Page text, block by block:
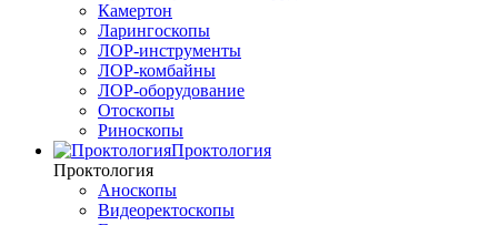
Камертон
Ларингоскопы
ЛОР-инструменты
ЛОР-комбайны
ЛОР-оборудование
Отоскопы
Риноскопы
Проктология
Проктология
Аноскопы
Видеоректоскопы